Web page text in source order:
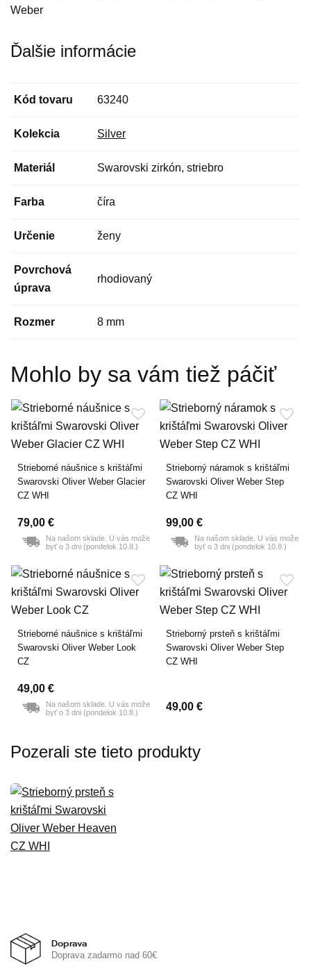
Weber
Ďalšie informácie
Kód tovaru 63240
Kolekcia Silver
Materiál Swarovski zirkón, striebro
Farba číra
Určenie ženy
Povrchová
úprava
rhodiovaný
Rozmer 8 mm
Mohlo by sa vám tiež páčiť
Strieborné náušnice s krištáľmi
Swarovski Oliver Weber Glacier
CZ WHI
79,00 €
Na našom sklade. U vás može
byť o 3 dni (pondelok 10.8.)
Strieborný náramok s krištáľmi
Swarovski Oliver Weber Step
CZ WHI
99,00 €
Na našom sklade. U vás može
byť o 3 dni (pondelok 10.8.)
Strieborné náušnice s krištáľmi
Swarovski Oliver Weber Look
CZ
49,00 €
Na našom sklade. U vás može
byť o 3 dni (pondelok 10.8.)
Strieborný prsteň s krištáľmi
Swarovski Oliver Weber Step
CZ WHI
49,00 €
Pozerali ste tieto produkty
Doprava
Doprava zadarmo nad 60€